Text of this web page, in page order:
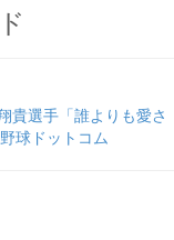
貴選手「誰よりも愛さ
球ドットコム